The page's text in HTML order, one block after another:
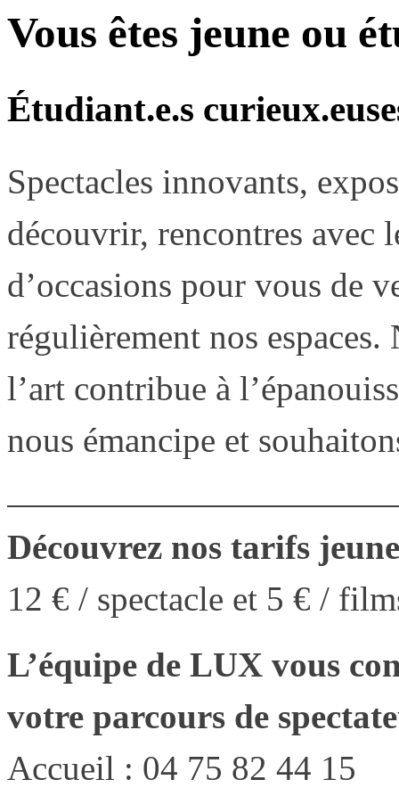
Vous êtes jeune ou
Étudiant.e.s
Spectacles innovants,
découvrir, rencontres avec
d’occasions pour vous de
régulièrement nos
l’art contribue à
nous émancipe et
Découvrez nos tarifs
12 € / spectacle et 5 € /
L’équipe de LUX vous
votre parcours de
Accueil : 04 75 82 44 15